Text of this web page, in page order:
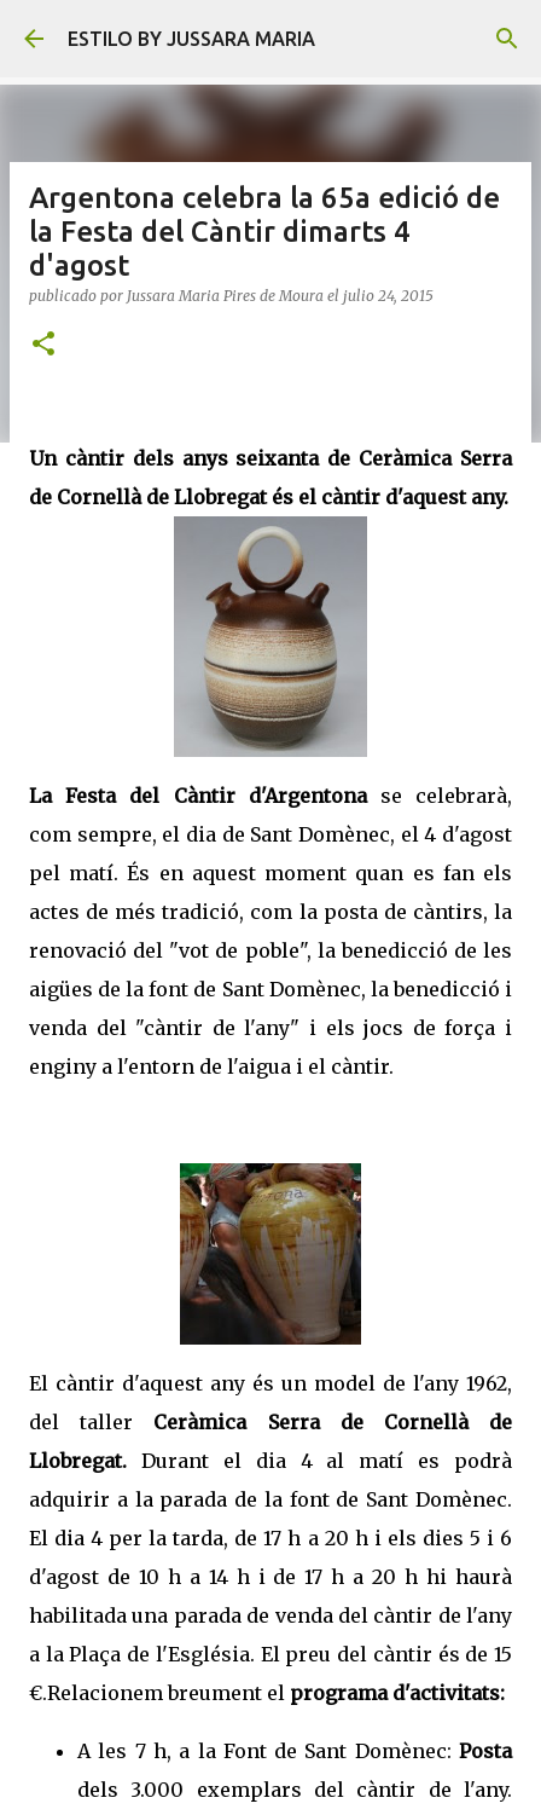
Ir al contenido principal
ESTILO BY JUSSARA MARIA
Argentona celebra la 65a edició de
la Festa del Càntir dimarts 4
d'agost
publicado por Jussara Maria Pires de Moura el julio 24, 2015
Un càntir dels anys seixanta de Ceràmica Serra
de Cornellà de Llobregat és el càntir d'aquest any.
La Festa del Càntir d'Argentonase celebrarà,
com sempre, el dia de Sant Domènec, el 4 d'agost
pel matí. És en aquest moment quan es fan els
actes de més tradició, com la posta de càntirs, la
renovació del "vot de poble", la benedicció de les
aigües de la font de Sant Domènec, la benedicció i
venda del "càntir de l'any" i els jocs de força i
enginy a l'entorn de l'aigua i el càntir.
El càntir d'aquest any és un model de l'any 1962,
del taller Ceràmica Serra de Cornellà de
Llobregat. Durant el
dia 4 al matí es podrà
adquirir a la parada de la font de Sant Domènec.
El dia 4 per la tarda, de 17 h a 20 h i els dies 5 i 6
d'agost de 10 h a 14 h i de 17 h a 20 h hi haurà
habilitada una parada de venda del càntir de l'any
a la Plaça de l'Església. El preu del càntir és de 15
€.Relacionem breument el programa d'activitats:
A les 7 h, a la Font de Sant Domènec: Posta
dels 3.000 exemplars del càntir de l'any.